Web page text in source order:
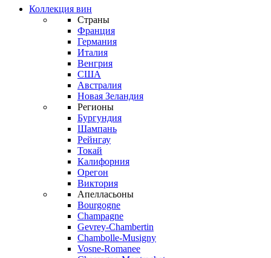
Коллекция вин
Страны
Франция
Германия
Италия
Венгрия
США
Австралия
Новая Зеландия
Регионы
Бургундия
Шампань
Рейнгау
Токай
Калифорния
Орегон
Виктория
Апелласьоны
Bourgogne
Champagne
Gevrey-Chambertin
Chambolle-Musigny
Vosne-Romanee